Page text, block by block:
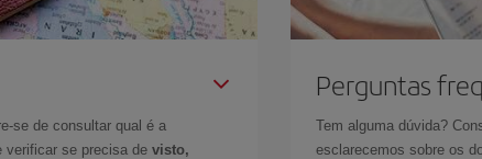
se de consultar qual é a
verificar se precisa de visto,
Perguntas
Tem alguma dúvida?
esclarecemos sobre os